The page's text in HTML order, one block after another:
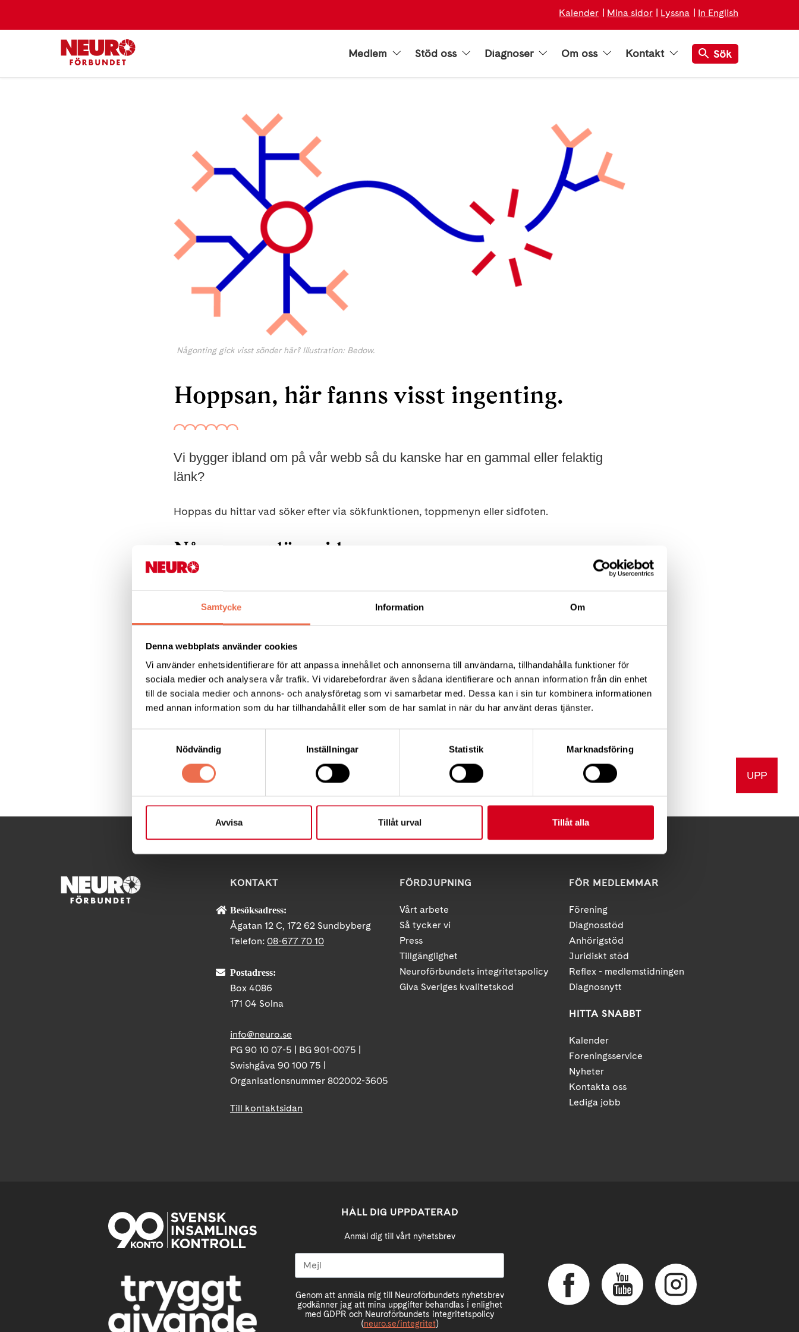
Samtycke Information Om
Denna webbplats använder cookies
Vi använder enhetsidentifierare för att anpassa innehållet och annonserna till användarna, tillhandahålla funktioner för
sociala medier och analysera vår trafik. Vi vidarebefordrar även sådana identifierare och annan information från din enhet
till de sociala medier och annons- och analysföretag som vi samarbetar med. Dessa kan i sin tur kombinera informationen
med annan information som du har tillhandahållit eller som de har samlat in när du har använt deras tjänster.
Nödvändig
Inställningar Statistik Marknadsföring
Avvisa Tillåt urval Tillåt alla
Kalender Mina sidor Lyssna In English
Medlem Stöd oss Diagnoser Om oss Kontakt Sök
Någonting gick visst sönder här? Illustration: Bedow.
Hoppsan, här fanns visst ingenting.
Vi bygger ibland om på vår webb så du kanske har en gammal eller felaktig
länk?
Hoppas du hittar vad söker efter via sökfunktionen, toppmenyn eller sidfoten.
Några populära sidor:
Om oss
MS - multipel skleros Polyneuropati
Vårt arbete Förening
Dela denna sida: Skriv ut UPP
KONTAKT
Besöksadress:
Ågatan 12 C, 172 62 Sundbyberg
Telefon: 08-677 70 10
Postadress:
Box 4086
171 04 Solna
info@neuro.se
PG 90 10 07-5 | BG 901-0075 |
Swishgåva 90 100 75 |
Organisationsnummer 802002-3605
Till kontaktsidan
FÖRDJUPNING
Vårt arbete
Så tycker vi
Press
Tillgänglighet
Neuroförbundets integritetspolicy
Giva Sveriges kvalitetskod
FÖR MEDLEMMAR
Förening
Diagnosstöd
Anhörigstöd
Juridiskt stöd
Reflex - medlemstidningen
Diagnosnytt
HITTA SNABBT
Kalender
Foreningsservice
Nyheter
Kontakta oss
Lediga jobb
HÅLL DIG UPPDATERAD
Anmäl dig till vårt nyhetsbrev
Genom att anmäla mig till Neuroförbundets nyhetsbrev
godkänner jag att mina uppgifter behandlas i enlighet
med GDPR och Neuroförbundets integritetspolicy
(neuro.se/integritet)